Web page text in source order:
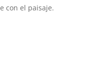
con el paisaje.